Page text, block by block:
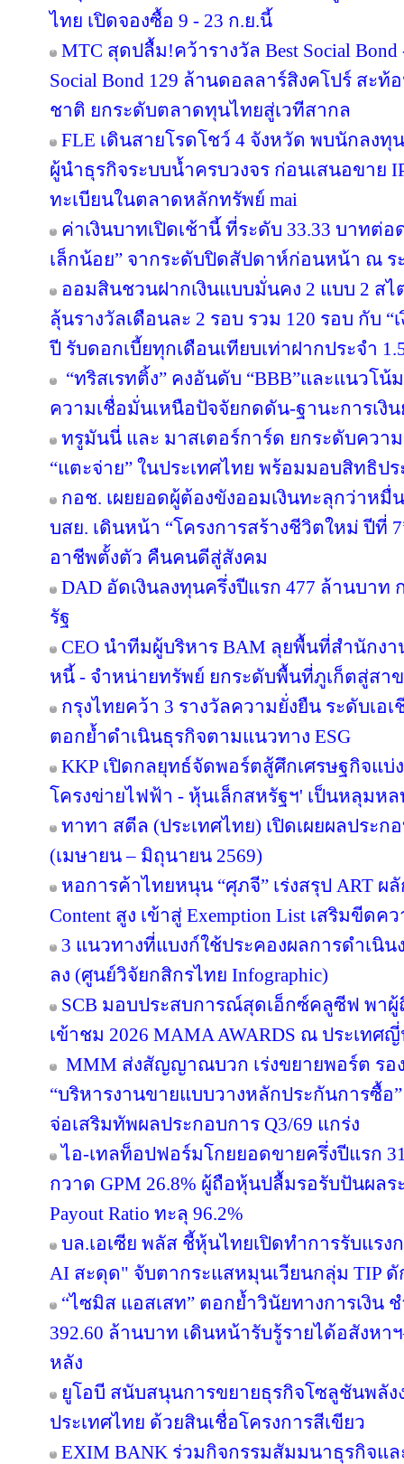
ไทย เปิดจองซื้อ 9 - 23 ก.ย.นี้
MTC สุดปลื้ม!คว้ารางวัล Best Social
Social Bond 129 ล้านดอลลาร์สิงคโปร์ สะ
ชาติ ยกระดับตลาดทุนไทยสู่เวทีสากล
FLE เดินสายโรดโชว์ 4 จังหวัด พบนักลง
ผู้นำธุรกิจระบบน้ำครบวงจร ก่อนเสนอขาย
ทะเบียนในตลาดหลักทรัพย์ mai
ค่าเงินบาทเปิดเช้านี้ ที่ระดับ 33.33 บาทต่
เล็กน้อย” จากระดับปิดสัปดาห์ก่อนหน้า ณ ร
ออมสินชวนฝากเงินแบบมั่นคง 2 แบบ 2 สไ
ลุ้นรางวัลเดือนละ 2 รอบ รวม 120 รอบ กับ
ปี รับดอกเบี้ยทุกเดือนเทียบเท่าฝากประจำ
“ทริสเรทติ้ง” คงอันดับ “BBB”และแนวโน้
ความเชื่อมั่นเหนือปัจจัยกดดัน-ฐานะการเงิน
ทรูมันนี่ และ มาสเตอร์การ์ด ยกระดับควา
“แตะจ่าย” ในประเทศไทย พร้อมมอบสิทธิป
กอช. เผยยอดผู้ต้องขังออมเงินทะลุกว่าห
บสย. เดินหน้า “โครงการสร้างชีวิตใหม่ ปีที่
อาชีพตั้งตัว คืนคนดีสู่สังคม
DAD อัดเงินลงทุนครึ่งปีแรก 477 ล้านบาท
รัฐ
CEO นำทีมผู้บริหาร BAM ลุยพื้นที่สำนักงา
หนี้ - จำหน่ายทรัพย์ ยกระดับพื้นที่ภูเก็ตสู่ส
กรุงไทยคว้า 3 รางวัลความยั่งยืน ระดับเอเ
ตอกย้ำดำเนินธุรกิจตามแนวทาง ESG
KKP เปิดกลยุทธ์จัดพอร์ตสู้ศึกเศรษฐกิจแบ่
โครงข่ายไฟฟ้า - หุ้นเล็กสหรัฐฯ' เป็นหลุมห
ทาทา สตีล (ประเทศไทย) เปิดเผยผลประก
(เมษายน – มิถุนายน 2569)
หอการค้าไทยหนุน “ศุภจี” เร่งสรุป ART
Content สูง เข้าสู่ Exemption List เสริมขีด
3 แนวทางที่แบงก์ใช้ประคองผลการดำเนิ
ลง (ศูนย์วิจัยกสิกรไทย Infographic)
SCB มอบประสบการณ์สุดเอ็กซ์คลูซีฟ พาผู้
เข้าชม 2026 MAMA AWARDS ณ ประเท
MMM ส่งสัญญาณบวก เร่งขยายพอร์ต รอ
“บริหารงานขายแบบวางหลักประกันการซื้อ
จ่อเสริมทัพผลประกอบการ Q3/69 แกร่ง
ไอ-เทลท็อปฟอร์มโกยยอดขายครึ่งปีแรก
กวาด GPM 26.8% ผู้ถือหุ้นปลื้มรอรับปันผล
Payout Ratio ทะลุ 96.2%
บล.เอเซีย พลัส ชี้หุ้นไทยเปิดทำการรับแร
AI สะดุด" จับตากระแสหมุนเวียนกลุ่ม TIP ดั
“ไซมิส แอสเสท” ตอกย้ำวินัยทางการเงิน
392.60 ล้านบาท เดินหน้ารับรู้รายได้อสังหา
หลัง
ยูโอบี สนับสนุนการขยายธุรกิจโซลูชันพลังง
ประเทศไทย ด้วยสินเชื่อโครงการสีเขียว
EXIM BANK ร่วมกิจกรรมสัมมนาธุรกิจแ